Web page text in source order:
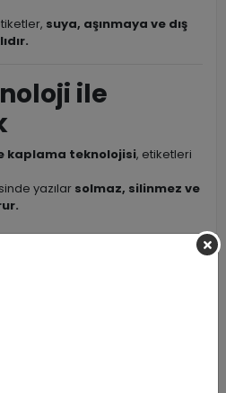
suya, aşınmaya ve dış
ile
kaplama teknolojisi, etiketleri
yazılar solmaz, silinmez ve